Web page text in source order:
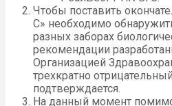
Чтобы поставить
С» необходимо
разных заборах
рекомендации
Организацией
трехкратно
подтверждается.
На данный момент